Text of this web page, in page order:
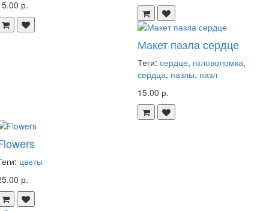
р.
Макет пазла сердце
Теги: сердце, головоломка,
сердца, пазлы, пазл
15.00 р.
цветы
р.